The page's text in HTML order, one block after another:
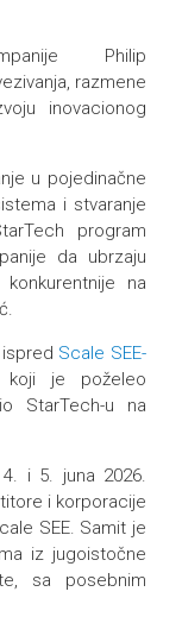
Philip
razmene
inovacionog
u pojedinačne
i stvaranje
program
da ubrzaju
na
Scale SEE-
koji je poželeo
StarTech-u na
i 5. juna 2026.
i korporacije
SEE. Samit je
iz jugoistočne
sa posebnim